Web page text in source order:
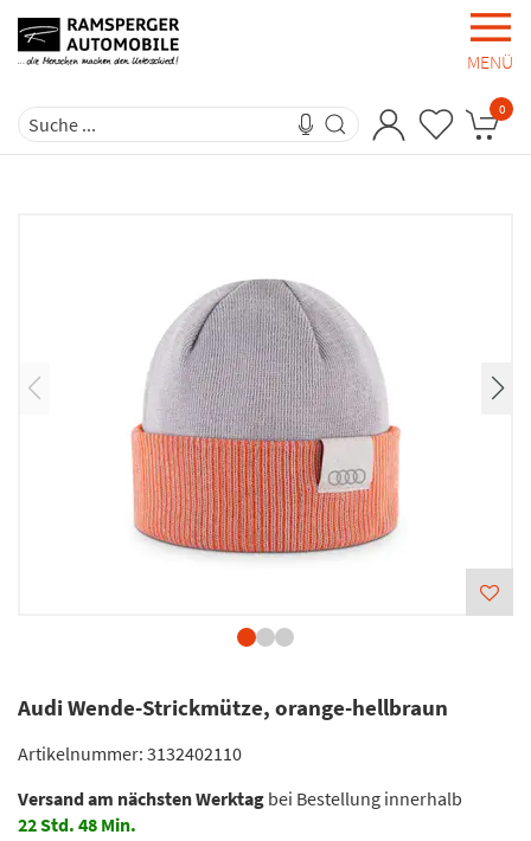
MENÜ
0
Audi Wende-Strickmütze, orange-hellbraun
Artikelnummer: 3132402110
Versand am nächsten Werktag bei Bestellung innerhalb
22Std. 48 Min.